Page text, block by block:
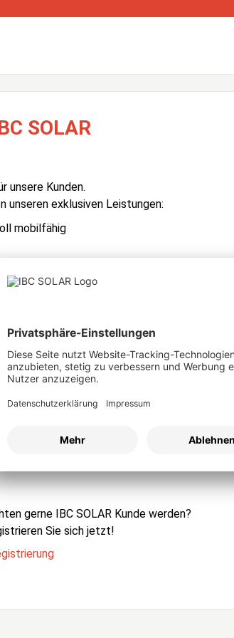
SOLAR
unsere Kunden.
unseren exklusiven Leistungen:
mobilfähig
SOLAR
Services
Registrierung
gerne IBC SOLAR Kunde werden?
Sie sich jetzt!